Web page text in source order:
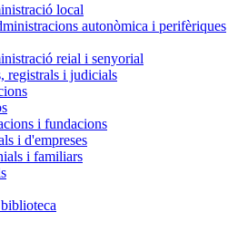
local
autonòmica i perifèriques
reial i senyorial
registrals i judicials
i fundacions
i d'empreses
i familiars